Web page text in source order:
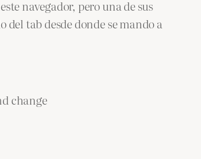
navegador, pero una de sus
del tab desde donde se mando a
change